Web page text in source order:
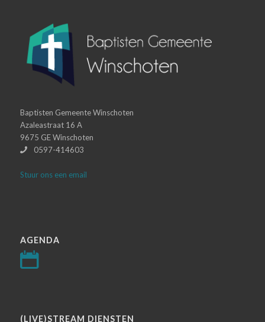
Baptisten Gemeente Winschoten
Azaleastraat 16 A
9675 GE Winschoten
0597-414603
Stuur ons een email
AGENDA
(LIVE)STREAM DIENSTEN